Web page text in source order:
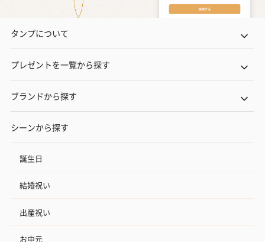
タンプについて
プレゼントを一覧から探す
ブランドから探す
シーンから探す
誕生日
結婚祝い
出産祝い
お中元